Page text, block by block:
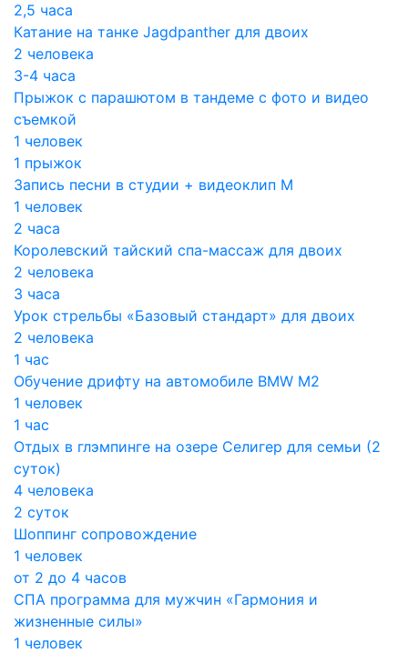
2,5 часа
Катание на танке Jagdpanther для двоих
2 человека
3-4 часа
Прыжок с парашютом в тандеме с фото и видео
съемкой
1 человек
1 прыжок
Запись песни в студии + видеоклип М
1 человек
2 часа
Королевский тайский спа-массаж для двоих
2 человека
3 часа
Урок стрельбы «Базовый стандарт» для двоих
2 человека
1 час
Обучение дрифту на автомобиле BMW M2
1 человек
1 час
Отдых в глэмпинге на озере Селигер для семьи (2
суток)
4 человека
2 суток
Шоппинг сопровождение
1 человек
от 2 до 4 часов
СПА программа для мужчин «Гармония и
жизненные силы»
1 человек